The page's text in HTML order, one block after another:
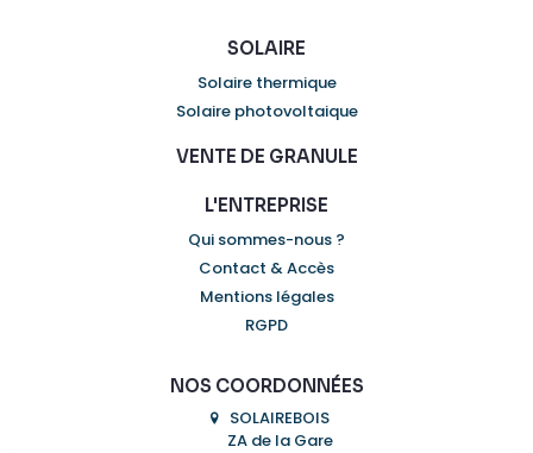
SOLAIRE
Solaire thermique
Solaire photovoltaique
VENTE DE GRANULE
L'ENTREPRISE
Qui sommes-nous ?
Contact & Accès
Mentions légales
RGPD
NOS COORDONNÉES
SOLAIREBOIS
ZA de la Gare